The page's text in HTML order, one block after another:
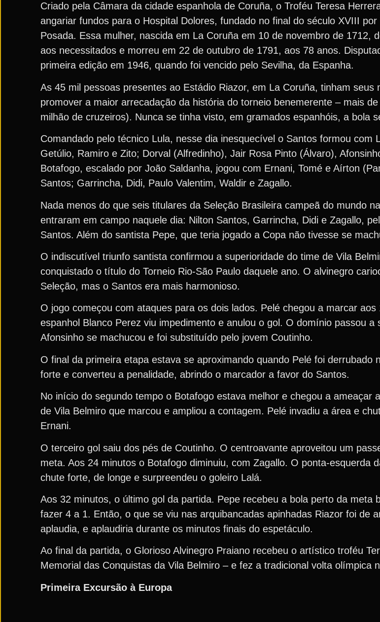
Criado pela Câmara da cidade espanhola de Coruña, o Troféu Teresa
angariar fundos para o Hospital Dolores, fundado no final do século XVIII
Posada. Essa mulher, nascida em La Coruña em 10 de novembro de 1712,
aos necessitados e morreu em 22 de outubro de 1791, aos 78 anos.
primeira edição em 1946, quando foi vencido pelo Sevilha, da Espanha.
As 45 mil pessoas presentes ao Estádio Riazor, em La Coruña, tinham seus
promover a maior arrecadação da história do torneio benemerente – mais
milhão de cruzeiros). Nunca se tinha visto, em gramados espanhóis, a bola
Comandado pelo técnico Lula, nesse dia inesquecível o Santos formou com
Getúlio, Ramiro e Zito; Dorval (Alfredinho), Jair Rosa Pinto (Álvaro),
Botafogo, escalado por João Saldanha, jogou com Ernani, Tomé e Aírton
Santos; Garrincha, Didi, Paulo Valentim, Waldir e Zagallo.
Nada menos do que seis titulares da Seleção Brasileira campeã do mundo
entraram em campo naquele dia: Nilton Santos, Garrincha, Didi e Zagallo,
Santos. Além do santista Pepe, que teria jogado a Copa não tivesse se
O indiscutível triunfo santista confirmou a superioridade do time de Vila
conquistado o título do Torneio Rio-São Paulo daquele ano. O alvinegro
Seleção, mas o Santos era mais harmonioso.
O jogo começou com ataques para os dois lados. Pelé chegou a marcar
espanhol Blanco Perez viu impedimento e anulou o gol. O domínio passou a
Afonsinho se machucou e foi substituído pelo jovem Coutinho.
O final da primeira etapa estava se aproximando quando Pelé foi derrubado
forte e converteu a penalidade, abrindo o marcador a favor do Santos.
No início do segundo tempo o Botafogo estava melhor e chegou a ameaçar
de Vila Belmiro que marcou e ampliou a contagem. Pelé invadiu a área e
Ernani.
O terceiro gol saiu dos pés de Coutinho. O centroavante aproveitou um
meta. Aos 24 minutos o Botafogo diminuiu, com Zagallo. O ponta-esquerda
chute forte, de longe e surpreendeu o goleiro Lalá.
Aos 32 minutos, o último gol da partida. Pepe recebeu a bola perto da meta
fazer 4 a 1. Então, o que se viu nas arquibancadas apinhadas Riazor foi de
aplaudia, e aplaudiria durante os minutos finais do espetáculo.
Ao final da partida, o Glorioso Alvinegro Praiano recebeu o artístico troféu
Memorial das Conquistas da Vila Belmiro – e fez a tradicional volta olímpica
Primeira Excursão à Europa